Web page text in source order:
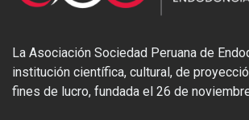
La Asociación Sociedad Peruana de
institución científica, cultural, de
fines de lucro, fundada el 26 de